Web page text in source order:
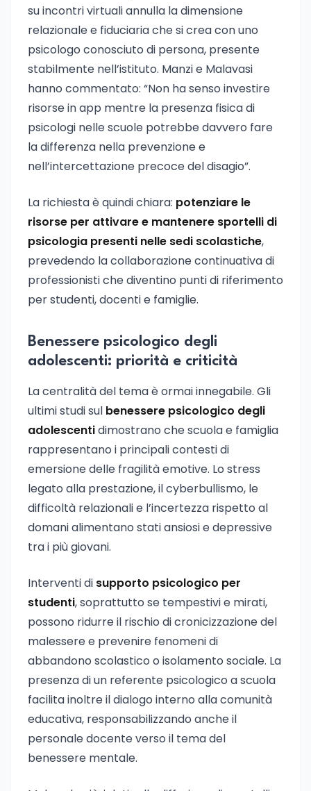
su incontri virtuali annulla la dimensione
relazionale e fiduciaria che si crea con uno
psicologo conosciuto di persona, presente
stabilmente nell’istituto. Manzi e Malavasi
hanno commentato: “Non ha senso investire
risorse in app mentre la presenza fisica di
psicologi nelle scuole potrebbe davvero fare
la differenza nella prevenzione e
nell’intercettazione precoce del disagio”.
La richiesta è quindi chiara: potenziare le
risorse per attivare e mantenere sportelli di
psicologia presenti nelle sedi scolastiche,
prevedendo la collaborazione continuativa di
professionisti che diventino punti di riferimento
per studenti, docenti e famiglie.
Benessere psicologico degli
adolescenti: priorità e criticità
La centralità del tema è ormai innegabile. Gli
ultimi studi sul benessere psicologico degli
adolescentidimostrano che scuola e famiglia
rappresentano i principali contesti di
emersione delle fragilità emotive. Lo stress
legato alla prestazione, il cyberbullismo, le
difficoltà relazionali e l’incertezza rispetto al
domani alimentano stati ansiosi e depressive
tra i più giovani.
Interventi di supporto psicologico per
studenti, soprattutto se tempestivi e mirati,
possono ridurre il rischio di cronicizzazione del
malessere e prevenire fenomeni di
abbandono scolastico o isolamento sociale. La
presenza di un referente psicologico a scuola
facilita inoltre il dialogo interno alla comunità
educativa, responsabilizzando anche il
personale docente verso il tema del
benessere mentale.